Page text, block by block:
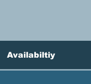
Availabiltiy